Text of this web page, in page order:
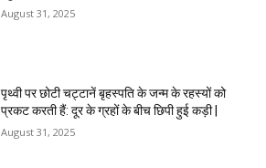
August 31, 2025
पृथ्वी पर छोटी चट्टानें बृहस्पति के जन्म के रहस्यों को
प्रकट करती हैं: दूर के ग्रहों के बीच छिपी हुई कड़ी |
August 31, 2025